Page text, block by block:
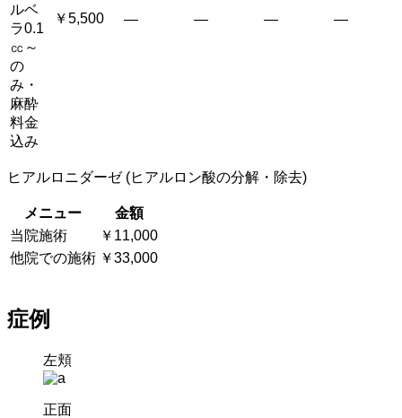
ルベ
ラ0.1
㏄～
の
み・
麻酔
料金
込み
￥5,500 ― ― ― ―
ヒアルロニダーゼ (ヒアルロン酸の分解・除去)
メニュー
金額
当院施術
￥11,000
他院での施術 ￥33,000
症例
左頬
正面